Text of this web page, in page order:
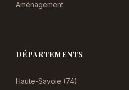
Aménagement
DÉPARTEMENTS
Haute-Savoie (74)